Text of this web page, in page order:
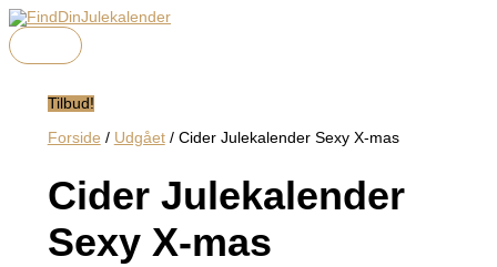
Gå
til
indholdet
Tilbud!
Forside / Udgået/ Cider Julekalender Sexy X-mas
Cider Julekalender
Sexy X-mas
Den
oprindelige